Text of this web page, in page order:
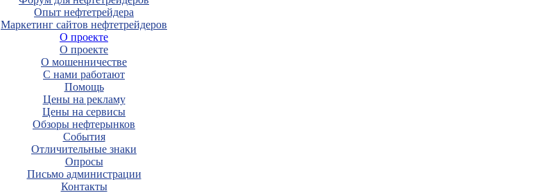
Опыт нефтетрейдера
Маркетинг сайтов нефтетрейдеров
О проекте
О проекте
О мошенничестве
С нами работают
Помощь
Цены на рекламу
Цены на сервисы
Обзоры нефтерынков
События
Отличительные знаки
Опросы
Письмо администрации
Контакты